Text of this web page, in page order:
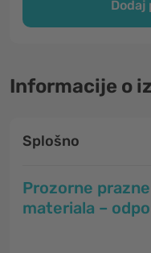
Dodaj
Informacije o
Splošno
Prozorne
materiala –